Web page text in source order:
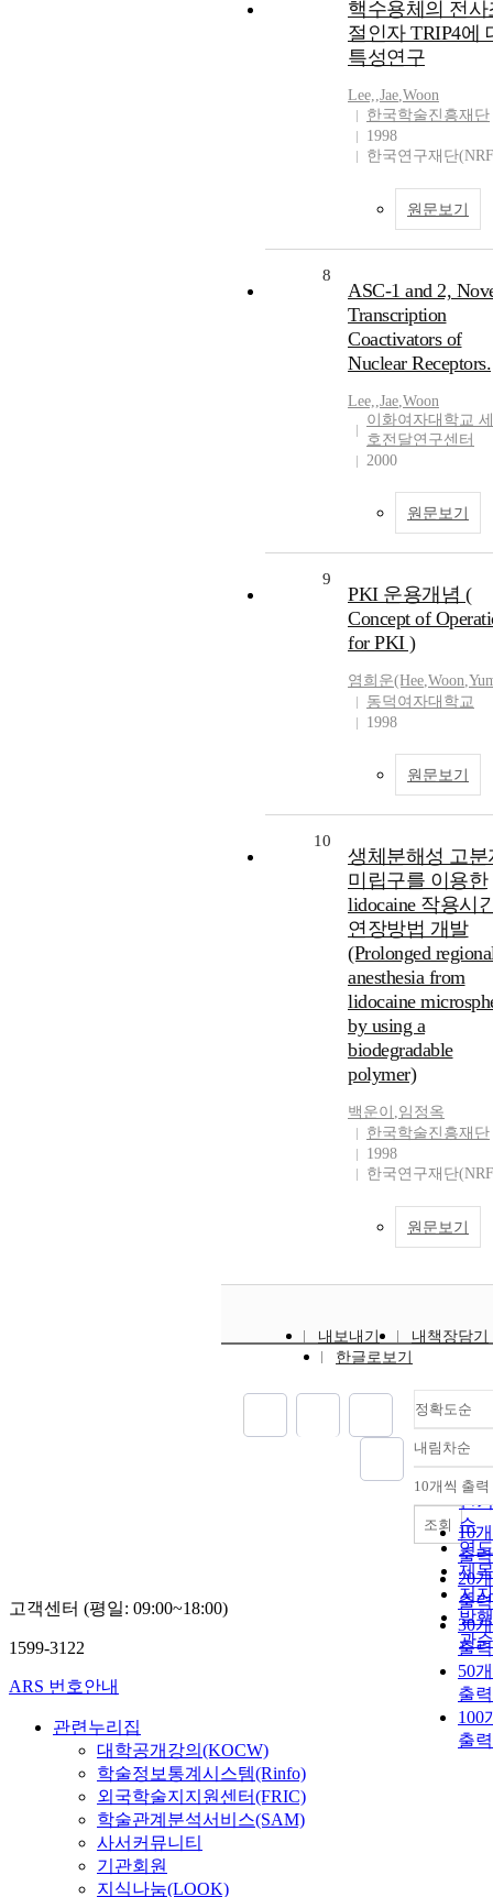
핵수용체의 전사
절인자 TRIP4에
특성연구
Lee,,Jae,Woon
한국학술진흥재단
1998
한국연구재단
원문보기
8
ASC-1 and 2,
Transcription
Coactivators of
Nuclear Receptors.
Lee,,Jae,Woon
이화여자대학교
호전달연구센터
2000
원문보기
9
PKI 운용개념 (
Concept of
for PKI )
염희운(Hee,Woon,
동덕여자대학교
1998
원문보기
10
생체분해성 고분
미립구를 이용한
lidocaine 작용시
연장방법 개발
(Prolonged
anesthesia from
lidocaine
by using a
biodegradable
polymer)
백운이 ,임정옥
한국학술진흥재단
1998
한국연구재단
원문보기
내보내기
내책장담기
한글로보기
정확도순
정
순
인
순
연
제
저
발
관순
내림차순
내
10개씩 출력
10
출력
20
출력
30
출력
50
출력
100
출력
조회
고객센터 (평일: 09:00~18:00)
1599-3122
ARS 번호안내
관련누리집
대학공개강의(KOCW)
학술정보통계시스템(Rinfo)
외국학술지지원센터(FRIC)
학술관계분석서비스(SAM)
사서커뮤니티
기관회원
지식나눔(LOOK)